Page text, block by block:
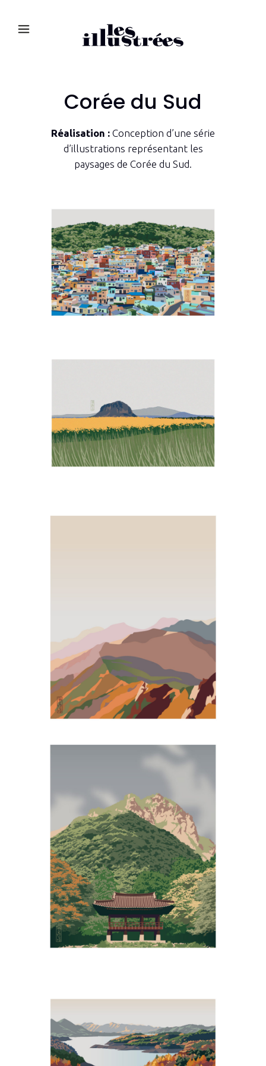
Corée du Sud
Réalisation : Conception d’une série
d’illustrations représentant les
paysages de Corée du Sud.